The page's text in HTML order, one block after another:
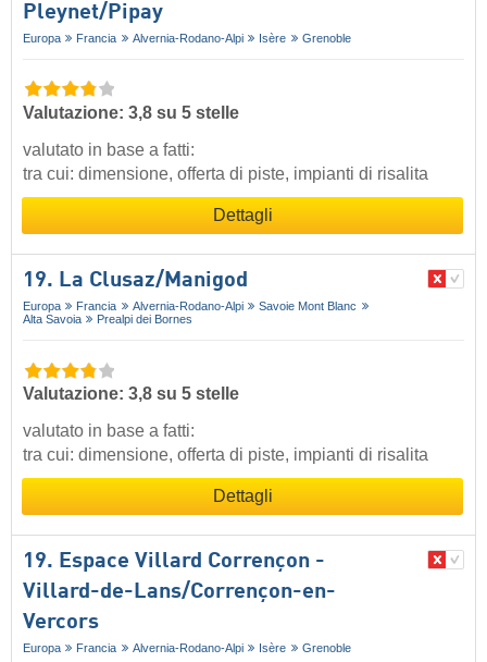
Pleynet/​Pipay
Europa Francia Alvernia-Rodano-Alpi Isère Grenoble
Valutazione: 3,8 su 5 stelle
valutato in base a fatti:
tra cui: dimensione, offerta di piste, impianti di risalita
Dettagli
19. La Clusaz/​Manigod
Europa Francia Alvernia-Rodano-Alpi
Savoie Mont Blanc
Alta Savoia
Prealpi dei Bornes
Valutazione: 3,8 su 5 stelle
valutato in base a fatti:
tra cui: dimensione, offerta di piste, impianti di risalita
Dettagli
19. Espace Villard Corrençon -
Villard-de-Lans/​Corrençon-en-
Vercors
Europa Francia Alvernia-Rodano-Alpi Isère Grenoble